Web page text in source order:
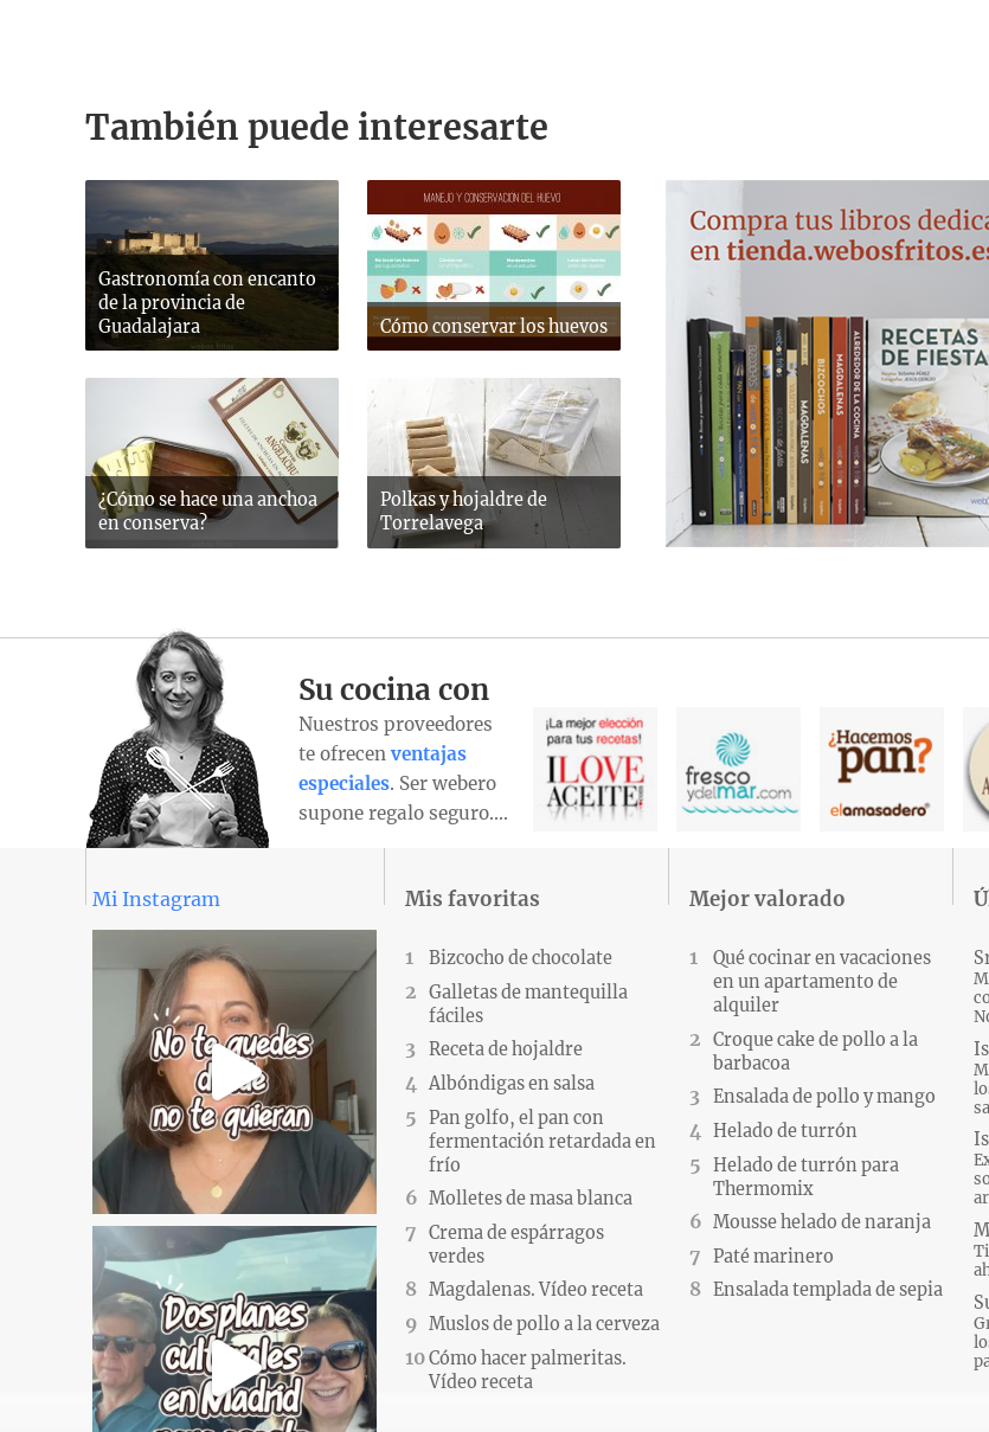
También puede interesarte
Gastronomía con encanto
de la provincia de
Guadalajara
Cómo conservar los huevos
¿Cómo se hace una anchoa
en conserva?
Polkas y hojaldre de
Torrelavega
Su cocina con
Nuestros proveedores
te ofrecen ventajas
especiales. Ser webero
supone regalo seguro….
Mi Instagram Mis favoritas
Bizcocho de chocolate
Galletas de mantequilla
fáciles
Receta de hojaldre
Albóndigas en salsa
Pan golfo, el pan con
fermentación retardada en
frío
Molletes de masa blanca
Crema de espárragos
verdes
Magdalenas. Vídeo receta
Muslos de pollo a la cerveza
Cómo hacer palmeritas.
Vídeo receta
Mejor valorado
Qué cocinar en vacaciones
en un apartamento de
alquiler
Croque cake de pollo a la
barbacoa
Ensalada de pollo y mango
Helado de turrón
Helado de turrón para
Thermomix
Mousse helado de naranja
Paté marinero
Ensalada templada de sepia